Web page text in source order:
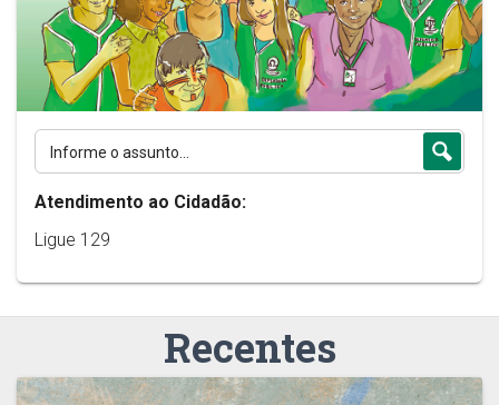
Atendimento ao Cidadão:
Ligue 129
Recentes